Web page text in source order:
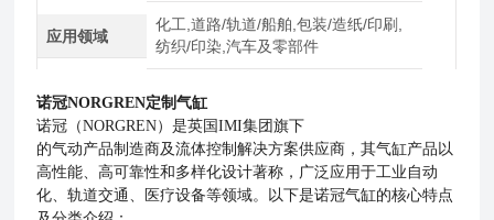
应用领域
化工,道路/轨道/船舶,包装/造纸/印刷,
纺织/印染,汽车及零部件
诺冠NORGREN定制气缸
诺冠（NORGREN）是英国IMI集团旗下
的气动产品制造商及流体控制解决方案供应商，其气缸产品以
高性能、高可靠性和多样化设计著称，广泛应用于工业自动
化、轨道交通、医疗设备等领域。以下是诺冠气缸的核心特点